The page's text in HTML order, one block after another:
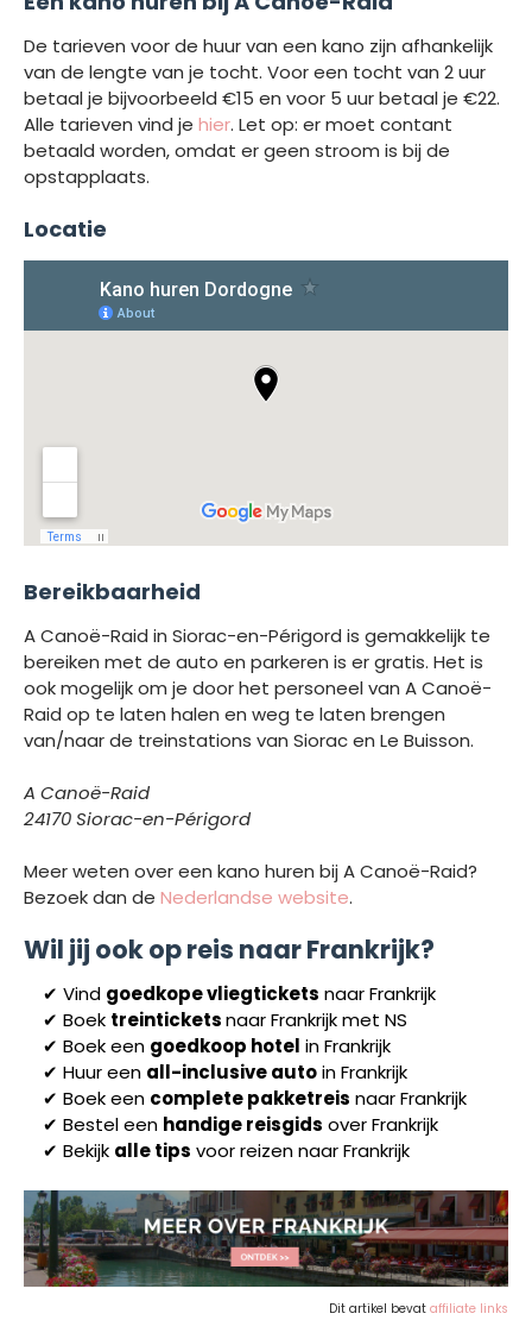
De tarieven voor de huur van een kano zijn afhankelijk
van de lengte van je tocht. Voor een tocht van 2 uur
betaal je bijvoorbeeld €15 en voor 5 uur betaal je €22.
Alle tarieven vind je hier. Let op: er moet contant
betaald worden, omdat er geen stroom is bij de
opstapplaats.
Locatie
Bereikbaarheid
A Canoë-Raid in Siorac-en-Périgord is gemakkelijk te
bereiken met de auto en parkeren is er gratis. Het is
ook mogelijk om je door het personeel van A Canoë-
Raid op te laten halen en weg te laten brengen
van/naar de treinstations van Siorac en Le Buisson.
A Canoë-Raid
24170 Siorac-en-Périgord
Meer weten over een kano huren bij A Canoë-Raid?
Bezoek dan de Nederlandse website.
Wil jij ook op reis naar Frankrijk?
✔ Vind goedkope vliegtickets naarFrankrijk
✔ Boek treinticketsnaar Frankrijk met NS
✔ Boek een goedkoop hotel inFrankrijk
✔ Huur een all-inclusive autoinFrankrijk
✔ Boek een complete pakketreis naarFrankrijk
✔ Bestel een handige reisgids overFrankrijk
✔ Bekijk alle tips voor reizen naarFrankrijk
Dit artikel bevat affiliate links